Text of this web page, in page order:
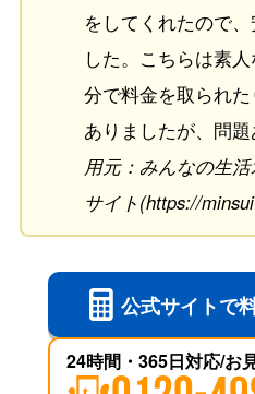
をしてくれたので
した。こちらは素
分で料金を取られ
ありましたが、問題
用元：みんなの生
サイト(https://
公式サイトで
24時間・365日対応/お